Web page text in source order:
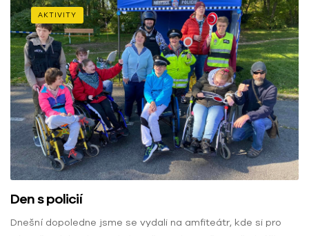
AKTIVITY
Den s policií
Dnešní dopoledne jsme se vydali na amfiteátr, kde si pro